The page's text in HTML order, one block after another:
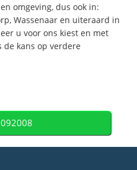
omgeving, dus ook in:
Wassenaar en uiteraard in
u voor ons kiest en met
de kans op verdere